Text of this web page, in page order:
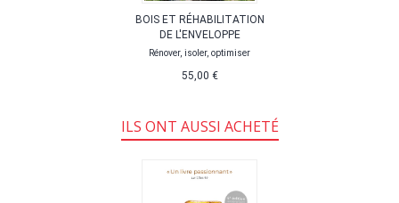
BOIS ET RÉHABILITATION
DE L'ENVELOPPE
Rénover, isoler, optimiser
55,00 €
ILS ONT AUSSI ACHETÉ